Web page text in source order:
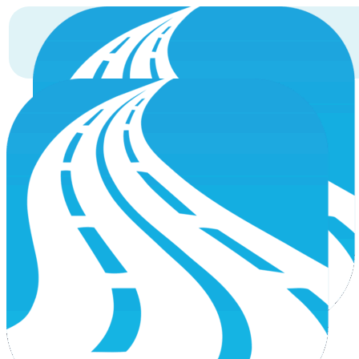
О нас